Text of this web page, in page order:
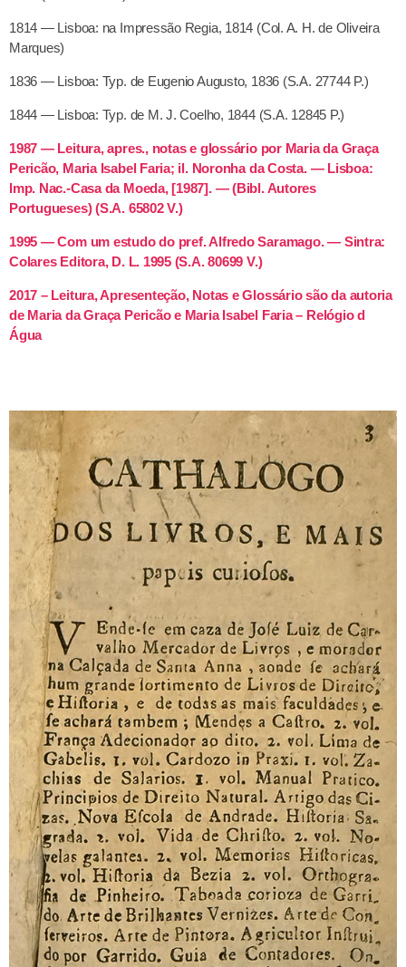
1814 — Lisboa: na Impressão Regia, 1814 (Col. A. H. de Oliveira
Marques)
1836 — Lisboa: Typ. de Eugenio Augusto, 1836 (S.A. 27744 P.)
1844 — Lisboa: Typ. de M. J. Coelho, 1844 (S.A. 12845 P.)
1987 — Leitura, apres., notas e glossário por Maria da Graça
Pericão, Maria Isabel Faria; il. Noronha da Costa. — Lisboa:
Imp. Nac.-Casa da Moeda, [1987]. — (Bibl. Autores
Portugueses) (S.A. 65802 V.)
1995 — Com um estudo do pref. Alfredo Saramago. — Sintra:
Colares Editora, D. L. 1995 (S.A. 80699 V.)
2017 – Leitura, Apresenteção, Notas e Glossário são da autoria
de Maria da Graça Pericão e Maria Isabel Faria – Relógio d
Água